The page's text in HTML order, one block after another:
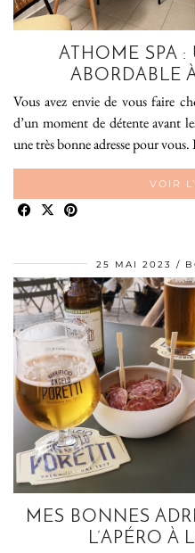
ATHOME SPA :
ABORDABLE
Vous avez envie de vous faire
d’un moment de détente avant
une très bonne adresse pour
VOIR
25 MAI 2023
MES BONNES
L’APÉRO À